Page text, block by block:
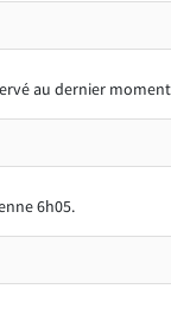
au dernier
6h05.